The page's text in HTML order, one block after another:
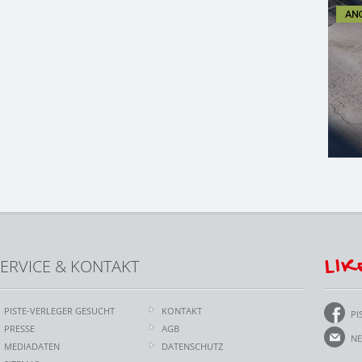
& KONTAKT
PISTE-VERLEGER GESUCHT
PRESSE
MEDIADATEN
KONTAKT
AGB
DATENSCHUTZ